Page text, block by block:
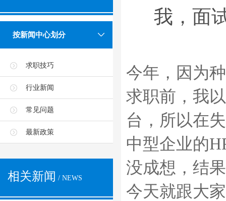
按新闻中心划分
求职技巧
行业新闻
常见问题
最新政策
相关新闻 / NEWS
我，面
今年，因为
求职前，我
台，所以在
中型企业的
没成想，结
今天就跟大